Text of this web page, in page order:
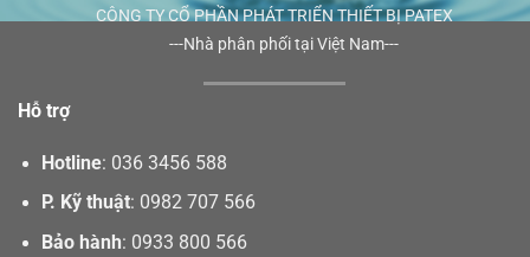
CÔNG TY CỔ PHẦN PHÁT TRIỂN THIẾT BỊ PATEX
---Nhà phân phối tại Việt Nam---
Hỗ trợ
Hotline: 036 3456 588
P. Kỹ thuật: 0982 707 566
Bảo hành: 0933 800 566